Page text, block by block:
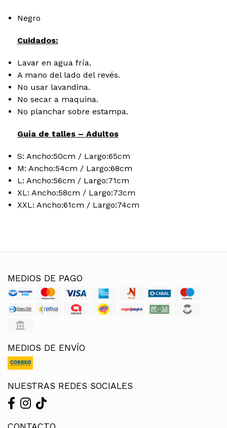
Negro
Cuidados:
Lavar en agua fría.
A mano del lado del revés.
No usar lavandina.
No secar a maquina.
No planchar sobre estampa.
Guía de talles – Adultos
S: Ancho:50cm / Largo:65cm
M: Ancho:54cm / Largo:68cm
L: Ancho:56cm / Largo:71cm
XL: Ancho:58cm / Largo:73cm
XXL: Ancho:61cm / Largo:74cm
MEDIOS DE PAGO
MEDIOS DE ENVÍO
NUESTRAS REDES SOCIALES